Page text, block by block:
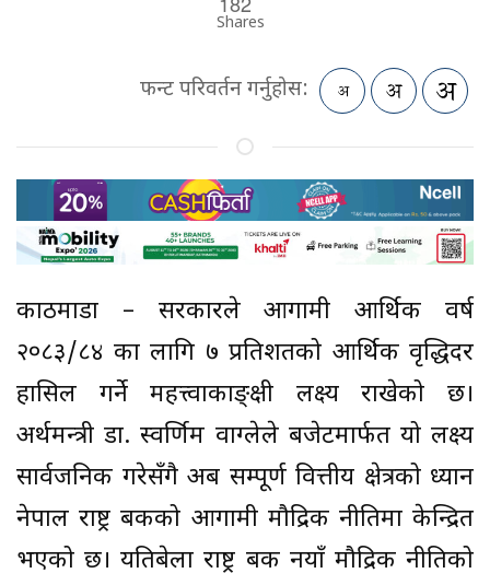
Shares
फन्ट परिवर्तन गर्नुहोस:
काठमाडौं – सरकारले आगामी आर्थिक वर्ष
२०८३/८४ का लागि ७ प्रतिशतको आर्थिक वृद्धिदर
हासिल गर्ने महत्त्वाकाङ्क्षी लक्ष्य राखेको छ।
अर्थमन्त्री डा. स्वर्णिम वाग्लेले बजेटमार्फत यो लक्ष्य
सार्वजनिक गरेसँगै अब सम्पूर्ण वित्तीय क्षेत्रको ध्यान
नेपाल राष्ट्र बैंकको आगामी मौद्रिक नीतिमा केन्द्रित
भएको छ। यतिबेला राष्ट्र बैंक नयाँ मौद्रिक नीतिको